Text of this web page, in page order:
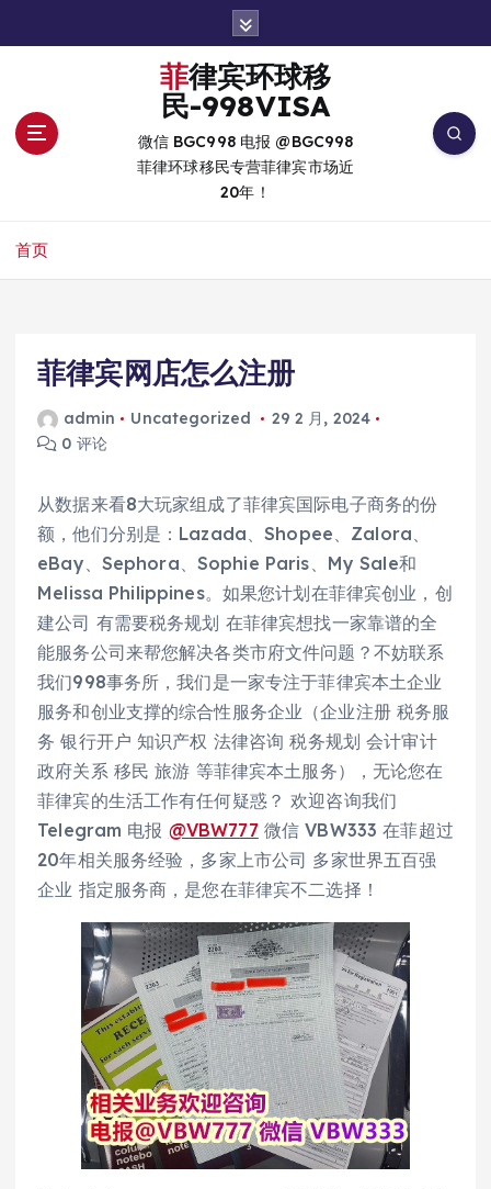
菲律宾环球移
民-998VISA
微信 BGC998 电报 @BGC998
菲律环球移民专营菲律宾市场近
20年！
首页
菲律宾网店怎么注册
admin Uncategorized
29 2 月, 2024
0 评论
从数据来看8大玩家组成了菲律宾国际电子商务的份
额，他们分别是：Lazada、Shopee、Zalora、
eBay、Sephora、Sophie Paris、My Sale和
Melissa Philippines。如果您计划在菲律宾创业，创
建公司 有需要税务规划 在菲律宾想找一家靠谱的全
能服务公司来帮您解决各类市府文件问题？不妨联系
我们998事务所，我们是一家专注于菲律宾本土企业
服务和创业支撑的综合性服务企业（企业注册 税务服
务 银行开户 知识产权 法律咨询 税务规划 会计审计
政府关系 移民 旅游 等菲律宾本土服务），无论您在
菲律宾的生活工作有任何疑惑？ 欢迎咨询我们
Telegram 电报 @VBW777微信 VBW333 在菲超过
20年相关服务经验，多家上市公司 多家世界五百强
企业 指定服务商，是您在菲律宾不二选择！